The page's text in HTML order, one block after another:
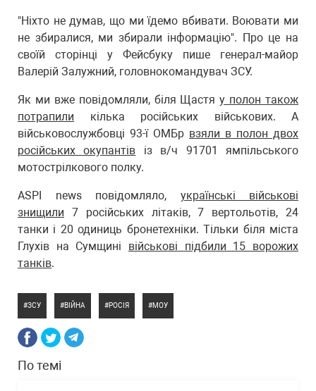
"Ніхто не думав, що ми їдемо вбивати. Воювати ми
не збиралися, ми збирали інформацію". Про це на
своїй сторінці у Фейсбуку пише генерал-майор
Валерій Залужний, головнокомандувач ЗСУ.
Як ми вже повідомляли, біля Щастяу полон також
потрапили кілька російських військових. А
військовослужбовці 93-ї ОМБр взяли в полон двох
російських окупантів із в/ч 91701 ямпільського
мотострілкового полку.
ASPI news повідомляло, українські військові
знищили 7 російських літаків, 7 вертольотів, 24
танки і 20 одиниць бронетехніки. Тільки біля міста
Глухів на Сумщині військові підбили 15 ворожих
танків.
ЗСУ ВІЙНА РОСІЯ МОУ
По темі